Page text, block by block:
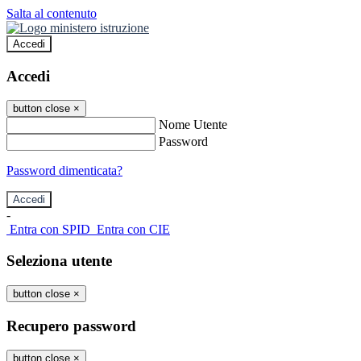
Salta al contenuto
Accedi
Accedi
button close ×
Nome Utente
Password
Password dimenticata?
-
Entra con SPID Entra con CIE
Seleziona utente
button close ×
Recupero password
button close ×